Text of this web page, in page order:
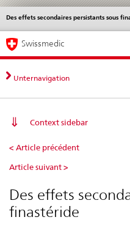
Navigation
directe:
actualités,
bases
contact
Actualités & Mises à
normes
Des effets secondaires persistants sous
Service
Navigation
Swissmedic
Unternavigation
Context sidebar
Des
effets
persistants
sous
< Article précédent
Article suivant >
Des effets
finastéride